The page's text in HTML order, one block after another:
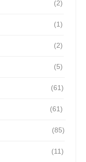
(2)
(1)
(2)
(5)
(61)
(61)
(85)
(11)